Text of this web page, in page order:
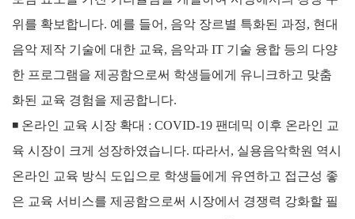
위를 확보합니다. 예를 들어, 음악 장르별 특화된 과정, 현대
음악 제작 기술에 대한 교육, 음악과 IT 기술 융합 등의 다양
한 프로그램을 제공함으로써 학생들에게 유니크하고 맞춤
화된 교육 경험을 제공합니다.
◾ 온라인 교육 시장 확대 : COVID-19 팬데믹 이후 온라인 교
육 시장이 크게 성장하였습니다. 따라서, 실용음악학원 역시
온라인 교육 방식 도입으로 학생들에게 유연하고 접근성 좋
은 교육 서비스를 제공함으로써 시장에서 경쟁력 강화할 필